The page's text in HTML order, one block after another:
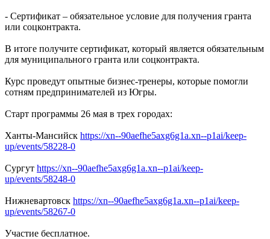
- Сертификат – обязательное условие для получения гранта
или соцконтракта.
В итоге получите сертификат, который является обязательным
для муниципального гранта или соцконтракта.
Курс проведут опытные бизнес-тренеры, которые помогли
сотням предпринимателей из Югры.
Старт программы 26 мая в трех городах:
Ханты-Мансийск https://xn--90aefhe5axg6g1a.xn--p1ai/keep-
up/events/58228-0
Сургут https://xn--90aefhe5axg6g1a.xn--p1ai/keep-
up/events/58248-0
Нижневартовск https://xn--90aefhe5axg6g1a.xn--p1ai/keep-
up/events/58267-0
Участие бесплатное.